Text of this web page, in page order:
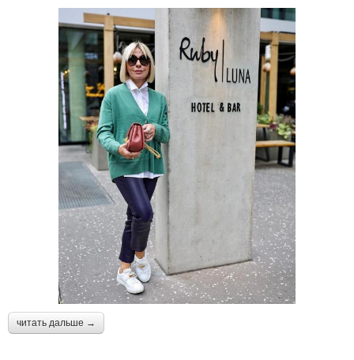
читать дальше →